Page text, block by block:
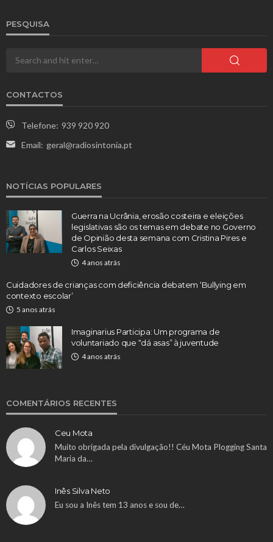
PESQUISA
CONTACTOS
Telefone: 939 920 920
Email: geral@radiosintonia.pt
NOTÍCIAS POPULARES
Guerra na Ucrânia, erosão costeira e eleições
legislativas são os temas em debate no Governo
de Opinião desta semana com Cristina Pires e
Carlos Seixas
4 anos atrás
Cuidadores de crianças com deficiência debatem ‘Bullying em
contexto escolar’
5 anos atrás
Imaginarius Participa: Um programa de
voluntariado que “dá asas” à juventude
4 anos atrás
COMENTÁRIOS RECENTES
Ceu Mota
Muito obrigada pela divulgação!! Céu Mota Plogging Santa
Maria da…
Inês Silva Neto
Eu sou a Inês tem 13 anos e sou de…